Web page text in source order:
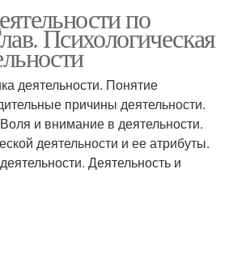
по
Психологическая
деятельности. Понятие
причины деятельности.
и внимание в деятельности.
деятельности и ее атрибуты.
Деятельность и